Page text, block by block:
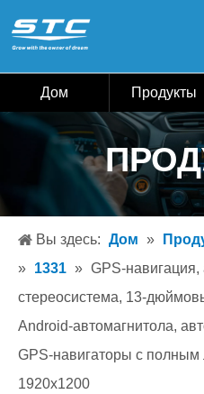
Дом
Продукты
Скачать
Новости
Связаться с нами
Дом Продукты
Вы здесь: Дом »
» 1331 » GPS-
стереосистема, 13-
Android-автомагнитола,
GPS-навигаторы с
1920x1200